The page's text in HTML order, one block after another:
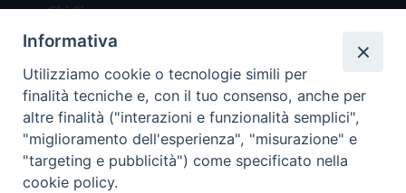
Chi Siamo
Redazione
Scrivici
Copyright © 2019 - Tutti i diritti riservati - Vita
Informativa
Utilizziamo cookie o tecnologie simili per
finalità tecniche e, con il tuo consenso, anche per
altre finalità ("interazioni e funzionalità semplici",
"miglioramento dell'esperienza", "misurazione" e
"targeting e pubblicità") come specificato nella
cookie policy.